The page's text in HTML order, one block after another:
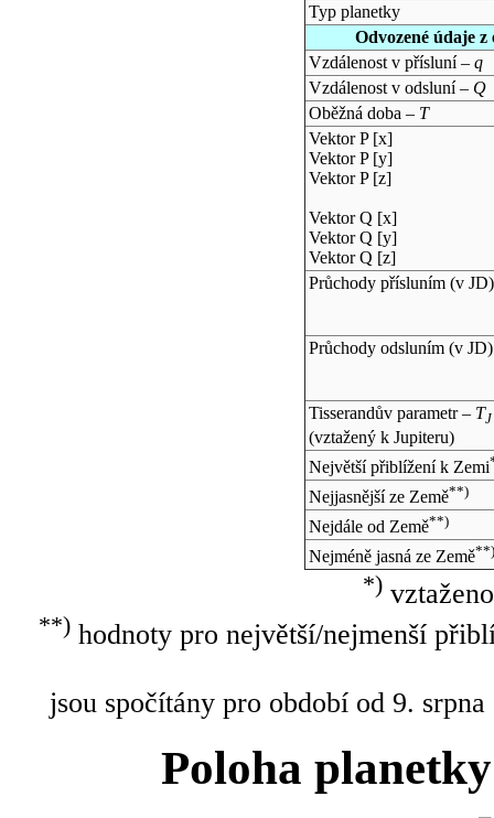
Typ planetky
Odvozené údaje
Vzdálenost v přísluní – q
Vzdálenost v odsluní – Q
Oběžná doba – T
Vektor P [x]
Vektor P [y]
Vektor P [z]
Vektor Q [x]
Vektor Q [y]
Vektor Q [z]
Průchody přísluním (v JD)
Průchody odsluním (v JD)
Tisserandův parametr – TJ
(vztažený k Jupiteru)
Největší přiblížení k Zemi
Nejjasnější ze Země**)
Nejdále od Země**)
Nejméně jasná ze Země**)
*)
**)hodnoty pro největší/nejmenší
jsou spočítány pro období od 9.
Poloha